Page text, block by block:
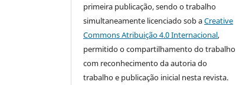
primeira publicação, sendo o trabalho
simultaneamente licenciado sob aCreative
Commons Atribuição 4.0 Internacional,
permitido o compartilhamento do trabalho
com reconhecimento da autoria do
trabalho e publicação inicial nesta revista.